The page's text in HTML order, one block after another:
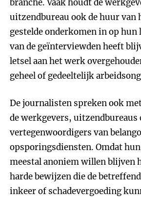
branche. Vaak houdt de
uitzendbureau ook de huur van
gestelde onderkomen in op hun
van de geïnterviewden heeft
letsel aan het werk
geheel of gedeeltelijk
De journalisten spreken ook
de werkgevers, uitzendbureaus
vertegenwoordigers van
opsporingsdiensten. Omdat
meestal anoniem willen blijven
harde bewijzen die de
inkeer of schadevergoeding